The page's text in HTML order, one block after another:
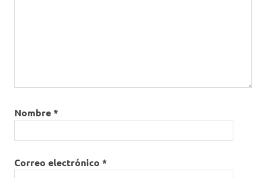
Nombre*
Correo electrónico *